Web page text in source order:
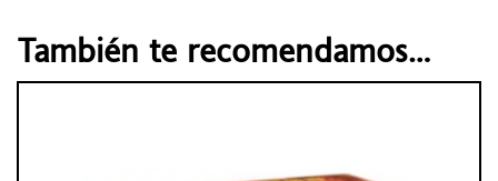
También te recomendamos…